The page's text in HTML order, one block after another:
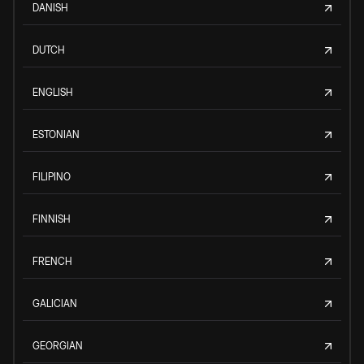
DANISH
DUTCH
ENGLISH
ESTONIAN
FILIPINO
FINNISH
FRENCH
GALICIAN
GEORGIAN